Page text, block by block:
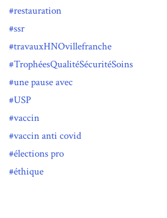
restauration
ssr
travauxHNOvillefranche
TrophéesQualitéSécuritéSoins
une pause avec
USP
vaccin
vaccin anti covid
élections pro
éthique